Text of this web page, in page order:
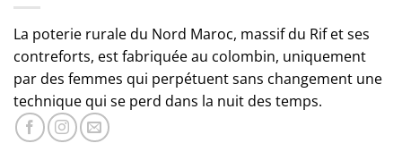
La poterie rurale du Nord Maroc, massif du Rif et ses
contreforts, est fabriquée au colombin, uniquement
par des femmes qui perpétuent sans changement une
technique qui se perd dans la nuit des temps.